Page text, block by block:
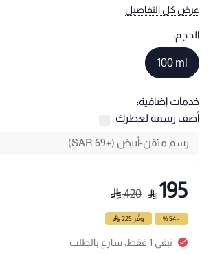
عرض كل التفاصيل
الحجم:
100 ml
خدمات إضافية:
أضف رسمة لعطرك
195
420
- 54 % وفّر 225
تبقى 1 فقط، سارع بالطلب